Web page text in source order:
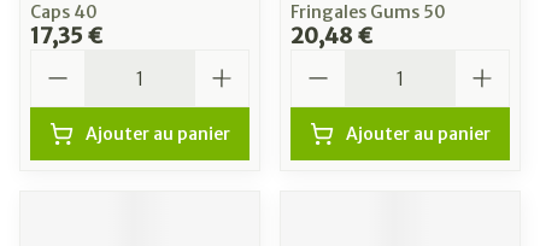
Caps 40
17,35 €
Ajouter au panier
Fringales Gums 50
20,48 €
Ajouter au panier